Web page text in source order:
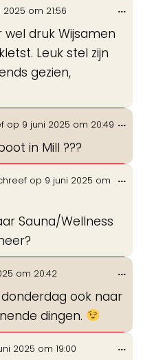
2025 om 21:56
druk Wijsamen
Leuk stel zijn
gezien,
...
op 9 juni 2025 om 20:49
in Mill ???
...
op 9 juni 2025 om
Sauna/Wellness
...
om 20:42
ook naar
dingen.
...
2025 om 19:00 ...